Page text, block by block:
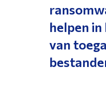
helpen
van